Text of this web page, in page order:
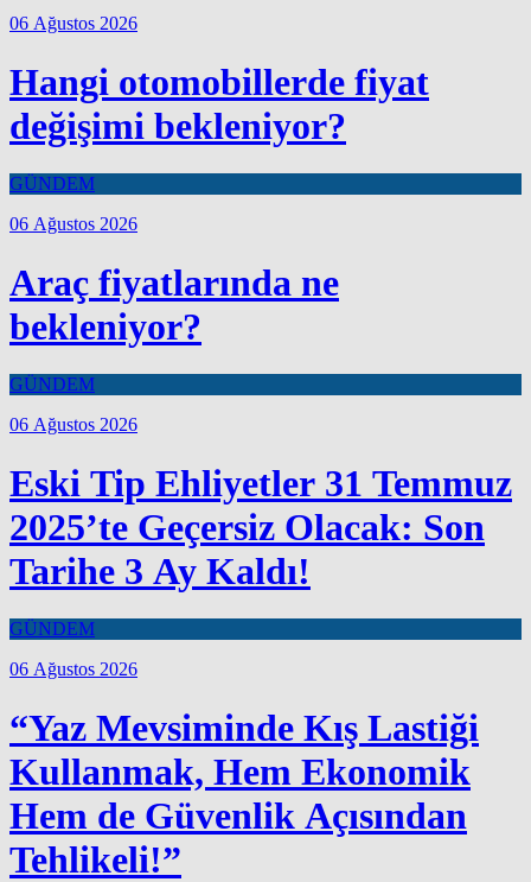
06 Ağustos 2026
Hangi otomobillerde fiyat
değişimi bekleniyor?
GÜNDEM
06 Ağustos 2026
Araç fiyatlarında ne
bekleniyor?
GÜNDEM
06 Ağustos 2026
Eski Tip Ehliyetler 31 Temmuz
2025’te Geçersiz Olacak: Son
Tarihe 3 Ay Kaldı!
GÜNDEM
06 Ağustos 2026
“Yaz Mevsiminde Kış Lastiği
Kullanmak, Hem Ekonomik
Hem de Güvenlik Açısından
Tehlikeli!”